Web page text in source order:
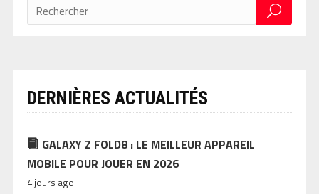
DERNIÈRES ACTUALITÉS
GALAXY Z FOLD8 : LE MEILLEUR APPAREIL
MOBILE POUR JOUER EN 2026
4 jours ago